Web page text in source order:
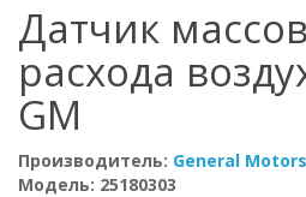
Датчик
расхода
GM
Производитель: General Motors
Модель: 25180303